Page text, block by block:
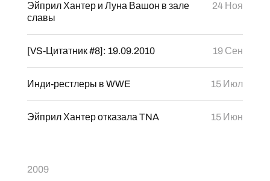
Эйприл Хантер и Луна Вашон в зале
славы
24 Ноя
[VS-Цитатник #8]: 19.09.2010 19 Сен
Инди-рестлеры в WWE 15 Июл
Эйприл Хантер отказала TNA 15 Июн
2009